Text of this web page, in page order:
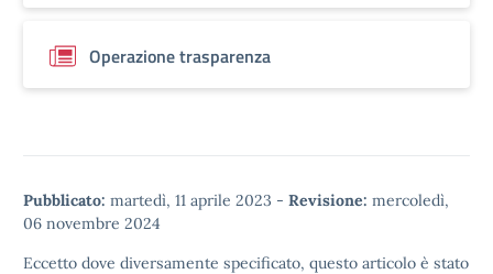
Operazione trasparenza
Pubblicato: martedì, 11 aprile 2023 - Revisione: mercoledì,
06 novembre 2024
Eccetto dove diversamente specificato, questo articolo è stato